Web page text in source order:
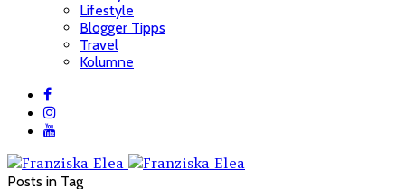
Lifestyle
Blogger Tipps
Travel
Kolumne
Posts in Tag